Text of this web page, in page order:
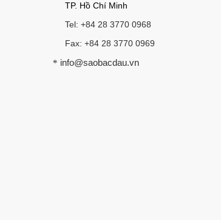
TP. Hồ Chí Minh
Tel: +84 28 3770 0968
Fax: +84 28 3770 0969
* info@saobacdau.vn